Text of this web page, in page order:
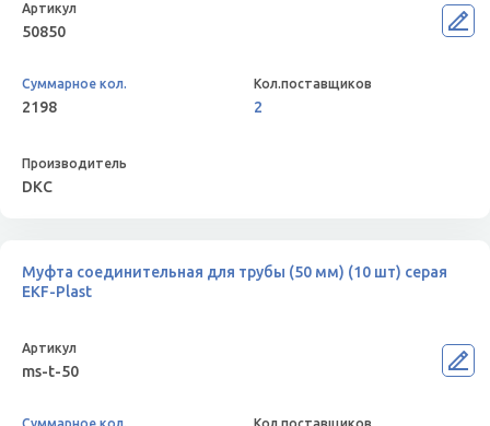
50850
2198 2
DKC
Муфта соединительная для трубы (50 мм) (10 шт) серая
EKF-Plast
ms-t-50